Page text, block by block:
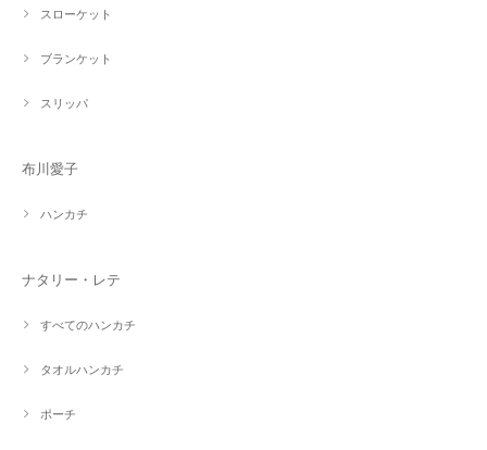
スローケット
ブランケット
スリッパ
布川愛子
ハンカチ
ナタリー・レテ
すべてのハンカチ
タオルハンカチ
ポーチ